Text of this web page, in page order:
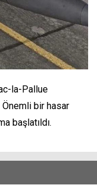
la-Pallue
bir hasar
başlatıldı.